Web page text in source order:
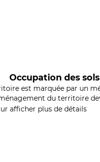
Occupation des
est marquée par un
du territoire
afficher plus de détails